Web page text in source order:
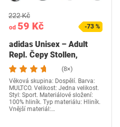
od 59 Kč
222 Kč
-73 %
adidas Unisex – Adult
Repl. Čepy Stollen,
MULTCO, One Size
(8×)
Věková skupina: Dospělí. Barva:
MULTCO. Velikost: Jedna velikost.
Styl: Sport. Materiálové složení:
100% hliník. Typ materiálu: Hliník.
Vnější materiál:…